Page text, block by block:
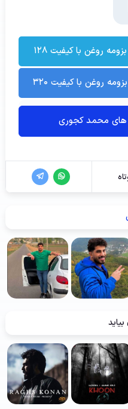
روغن با کیفیت ۱۲۸
روغن با کیفیت ۳۲۰
محمد کجوری